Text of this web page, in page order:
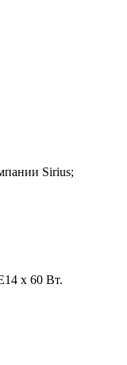
Sirius;
х 60 Вт.